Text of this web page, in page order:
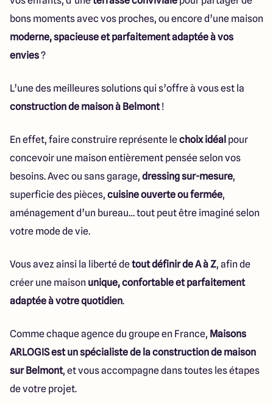
bons moments avec vos proches, ou encore d’une maison
moderne, spacieuse et parfaitement adaptée à vos
envies?
L’une des meilleures solutions qui s’offre à vous est la
construction de maison à Belmont!
En effet, faire construire représente lechoix idéal pour
concevoir une maison entièrement pensée selon vos
besoins. Avec ou sans garage, dressing sur-mesure,
superficie des pièces, cuisine ouverte ou fermée,
aménagement d’un bureau… tout peut être imaginé selon
votre mode de vie.
Vous avez ainsi la liberté detout définir de A à Z, afin de
créer une maison unique, confortable et parfaitement
adaptée à votre quotidien.
Comme chaque agence du groupe en France, Maisons
ARLOGIS est un spécialiste de la construction de maison
sur Belmont, et vous accompagne dans toutes les étapes
de votre projet.